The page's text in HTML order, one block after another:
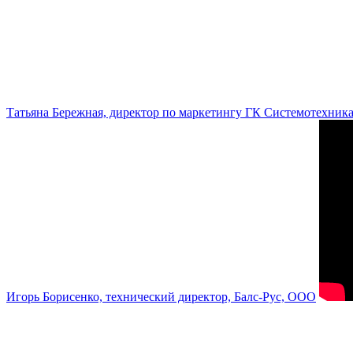
Татьяна Бережная, директор по маркетингу ГК Системотехника
Игорь Борисенко, технический директор, Балс-Рус, ООО